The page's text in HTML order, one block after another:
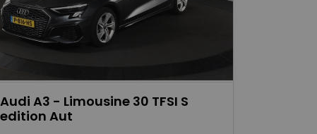
Audi A3 - Limousine 30 TFSI S
edition Aut